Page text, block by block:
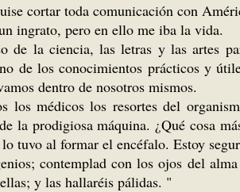
cortar toda comunicación con
ingrato, pero en ello me iba la vida.
de la ciencia, las letras y las artes
de los conocimientos prácticos y
dentro de nosotros mismos.
los médicos los resortes del
la prodigiosa máquina. ¿Qué cosa
tuvo al formar el encéfalo. Estoy
contemplad con los ojos del
y las hallaréis pálidas. "